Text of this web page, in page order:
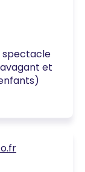
spectacle
et